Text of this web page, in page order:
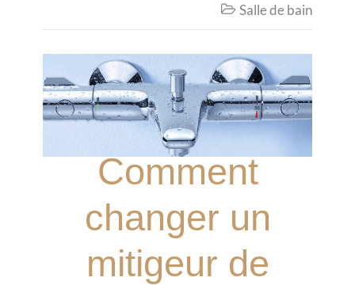
 Salle de bain
Comment
changer un
mitigeur de